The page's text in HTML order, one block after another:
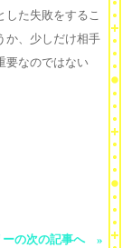
した失敗をするこ
か、少しだけ相手
要なのではない
ーの次の記事へ »